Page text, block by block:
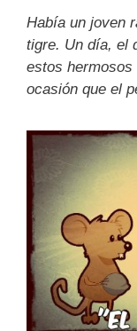
Había un joven
tigre. Un día, el
estos
ocasión que el